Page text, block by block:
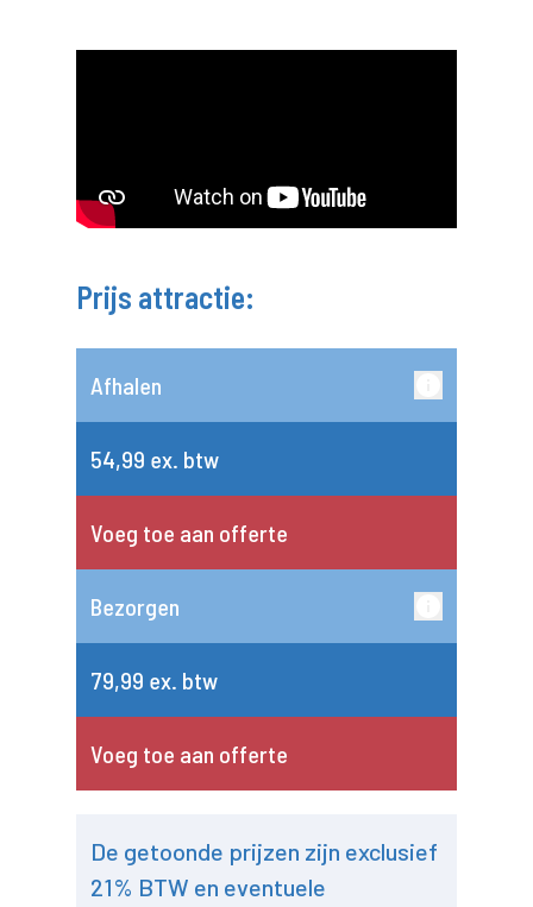
Prijs attractie:
Afhalen
54,99 ex. btw
Voeg toe aan offerte
Bezorgen
79,99 ex. btw
Voeg toe aan offerte
De getoonde prijzen zijn exclusief
21% BTW en eventuele